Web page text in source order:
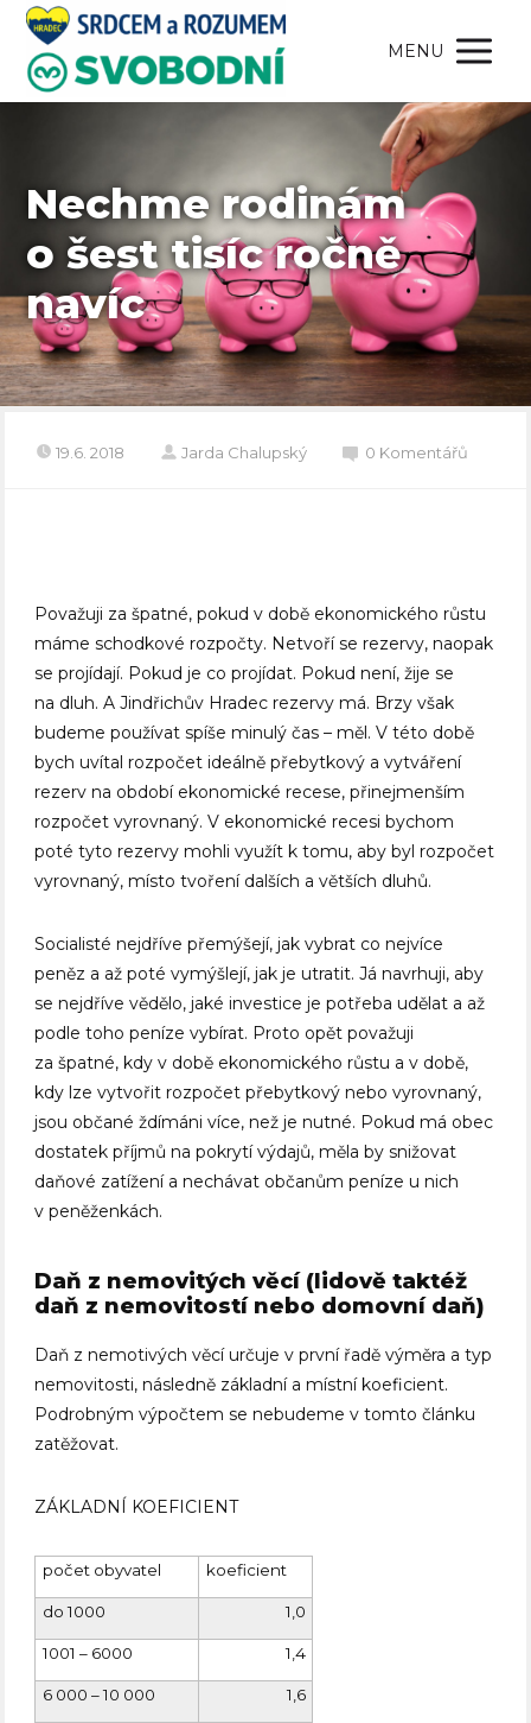
MENU
Nechme rodinám
o šest tisíc ročně
navíc
19.6. 2018 Jarda Chalupský 0 Komentářů
Považuji za špatné, pokud v době ekonomického růstu
máme schodkové rozpočty. Netvoří se rezervy, naopak
se projídají. Pokud je co projídat. Pokud není, žije se
na dluh. A Jindřichův Hradec rezervy má. Brzy však
budeme používat spíše minulý čas – měl. V této době
bych uvítal rozpočet ideálně přebytkový a vytváření
rezerv na období ekonomické recese, přinejmenším
rozpočet vyrovnaný. V ekonomické recesi bychom
poté tyto rezervy mohli využít k tomu, aby byl rozpočet
vyrovnaný, místo tvoření dalších a větších dluhů.
Socialisté nejdříve přemýšejí, jak vybrat co nejvíce
peněz a až poté vymýšlejí, jak je utratit. Já navrhuji, aby
se nejdříve vědělo, jaké investice je potřeba udělat a až
podle toho peníze vybírat. Proto opět považuji
za špatné, kdy v době ekonomického růstu a v době,
kdy lze vytvořit rozpočet přebytkový nebo vyrovnaný,
jsou občané ždímáni více, než je nutné. Pokud má obec
dostatek příjmů na pokrytí výdajů, měla by snižovat
daňové zatížení a nechávat občanům peníze u nich
v peněženkách.
Daň z nemovitých věcí (lidově taktéž
daň z nemovitostí nebo domovní daň)
Daň z nemotivých věcí určuje v první řadě výměra a typ
nemovitosti, následně základní a místní koeficient.
Podrobným výpočtem se nebudeme v tomto článku
zatěžovat.
ZÁKLADNÍ KOEFICIENT
počet obyvatel koeficient
do 1000 1,0
1001 – 6000 1,4
6 000 – 10 000 1,6